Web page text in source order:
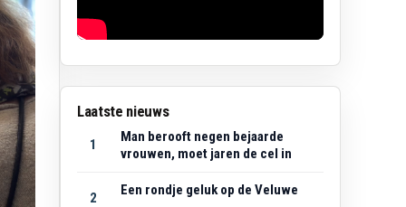
Laatste nieuws
1
Man berooft negen bejaarde
vrouwen, moet jaren de cel in
2 Een rondje geluk op de Veluwe